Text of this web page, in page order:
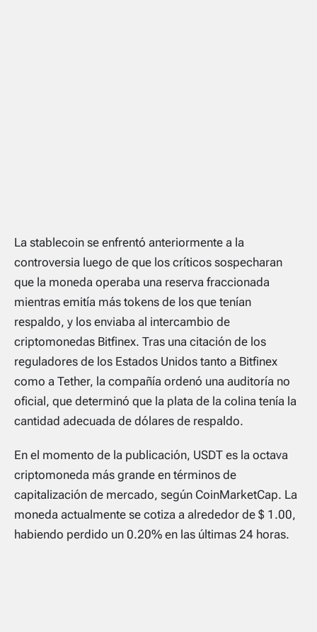
La stablecoin se enfrentó anteriormente a la
controversia luego de que los críticos sospecharan
que la moneda operaba una reserva fraccionada
mientras emitía más tokens de los que tenían
respaldo, y los enviaba al intercambio de
criptomonedas Bitfinex. Tras una citación de los
reguladores de los Estados Unidos tanto a Bitfinex
como a Tether, la compañía ordenó una auditoría no
oficial, que determinó que la plata de la colina tenía la
cantidad adecuada de dólares de respaldo.
En el momento de la publicación, USDT es la octava
criptomoneda más grande en términos de
capitalización de mercado, según CoinMarketCap. La
moneda actualmente se cotiza a alrededor de $ 1.00,
habiendo perdido un 0.20% en las últimas 24 horas.